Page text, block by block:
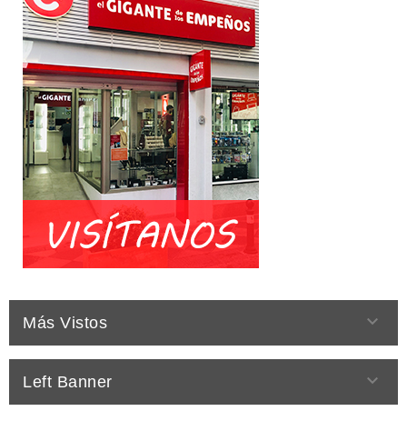
Más Vistos 
Left Banner 